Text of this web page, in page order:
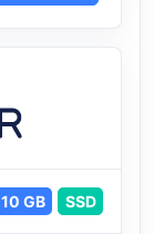
10 GB SSD